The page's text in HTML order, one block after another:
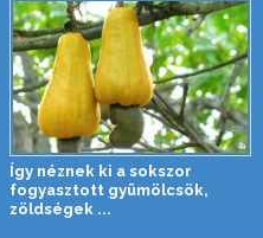
Így néznek ki a sokszor
fogyasztott gyümölcsök,
zöldségek ...